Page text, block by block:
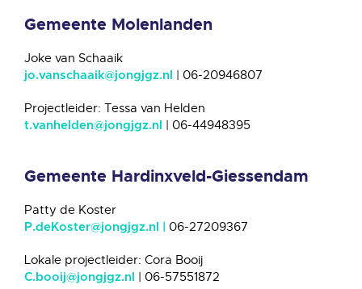
Gemeente Molenlanden
Joke van Schaaik
jo.vanschaaik@jongjgz.nl | 06-20946807
Projectleider: Tessa van Helden
t.vanhelden@jongjgz.nl | 06-44948395
Gemeente Hardinxveld-Giessendam
Patty de Koster
P.deKoster@jongjgz.nl | 06-27209367
Lokale projectleider: Cora Booij
C.booij@jongjgz.nl | 06-57551872